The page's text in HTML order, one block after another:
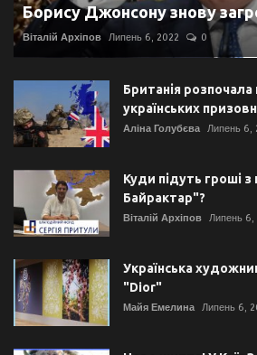
Борису Джонсону знову
Віталій Архіпов Липень 6, 2022 0
Британія розпочала
українських
Аліна Голубєва Липень 6,
Куди підуть гроші
Байрактар"?
Віталій Архіпов Липень 6,
Українська
"Dior"
Майя Емелина Липень 6,